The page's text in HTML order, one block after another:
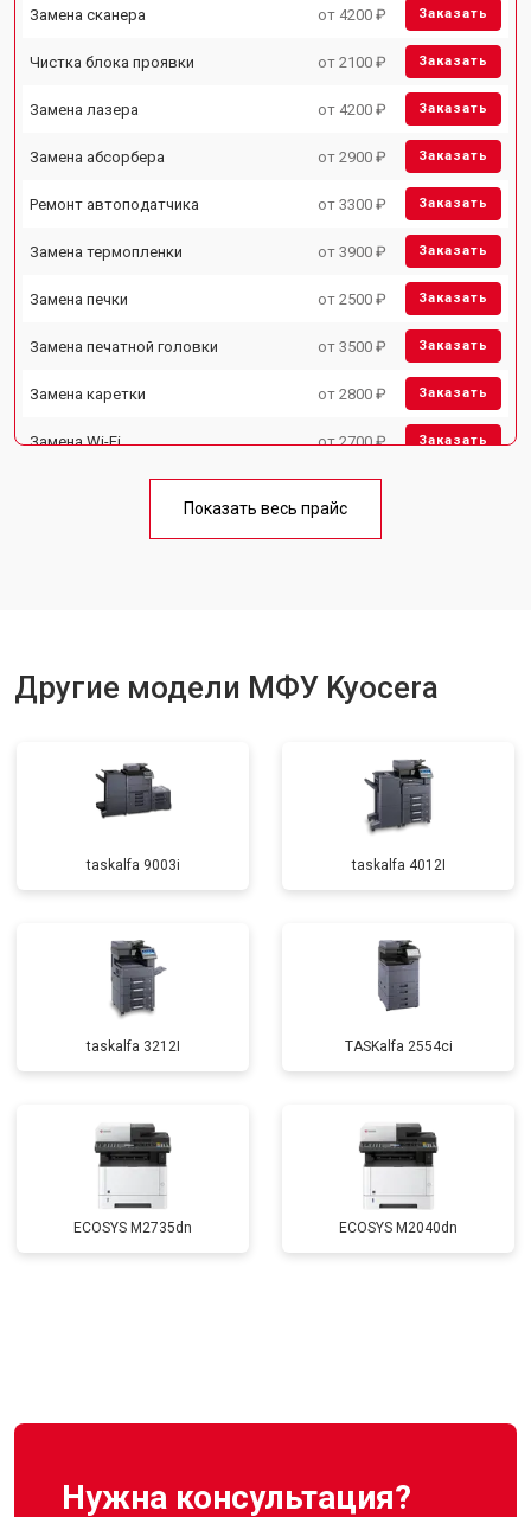
Замена сканера от 4200 ₽ Заказать
Чистка блока проявки от 2100 ₽ Заказать
Замена лазера от 4200 ₽ Заказать
Замена абсорбера от 2900 ₽ Заказать
Ремонт автоподатчика от 3300 ₽ Заказать
Замена термопленки от 3900 ₽ Заказать
Замена печки от 2500 ₽ Заказать
Замена печатной головки от 3500 ₽ Заказать
Замена каретки от 2800 ₽ Заказать
Замена Wi-Fi от 2700 ₽ Заказать
от 3500 ₽
Показать весь прайс
Другие модели МФУ Kyocera
taskalfa 9003i taskalfa 4012I
taskalfa 3212I TASKalfa 2554ci
ECOSYS M2735dn ECOSYS M2040dn
Нужна консультация?